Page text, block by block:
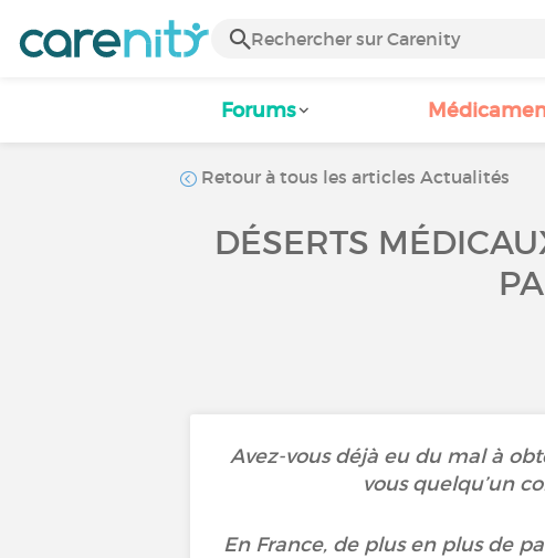
Forums
Retour à tous les articles Actualités
DÉSERTS
Avez-vous déjà eu du mal à
vous quelqu’un
En France, de plus en plus de